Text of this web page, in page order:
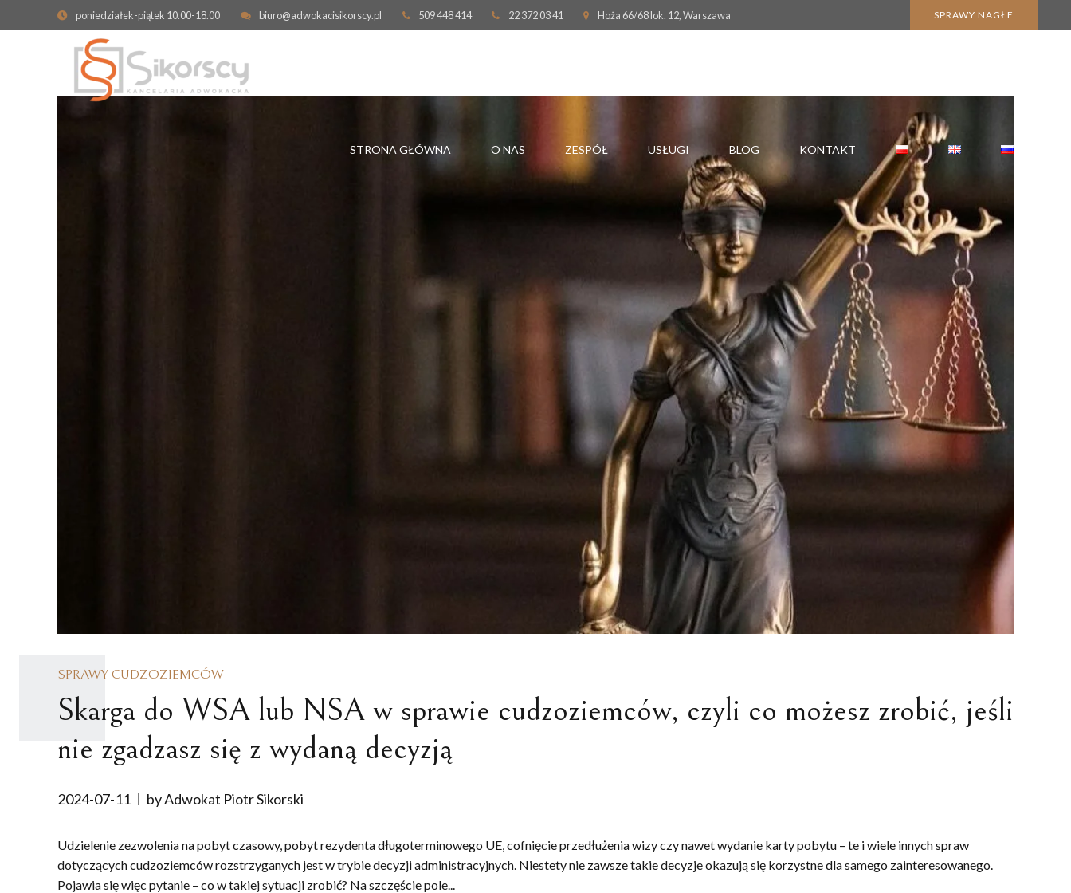
poniedziałek-piątek 10.00-18.00 biuro@adwokacisikorscy.pl 509 448 414 22 372 03 41 Hoża 66/68 lok. 12, Warszawa SPRAWY NAGŁE
STRONA GŁÓWNA O NAS ZESPÓŁ USŁUGI
ZACHOWEK
STWIERDZENIE NABYCIA SPADKU
DZIAŁ SPADKU
WYDZIEDZICZENIE I NIEGODNOŚĆ
DZIEDZICZENIA
KARTA POBYTU CZASOWEGO
KARTA POBYTU STAŁEGO
POBYT W POLSCE
OBYWATELSTWO
ZEZWOLENIE NA PRACĘ
OCHRONA CUDZOZIEMCÓW
ZATRZYMANIE I ARESZT
ZAKUP NIERUCHOMOŚCI W
BLOG KONTAKT
SPRAWY CUDZOZIEMCÓW
Skarga do WSA lub NSA w sprawie cudzoziemców, czyli co możesz zrobić, jeśli
nie zgadzasz się z wydaną decyzją
2024-07-11 by Adwokat Piotr Sikorski
Udzielenie zezwolenia na pobyt czasowy, pobyt rezydenta długoterminowego UE, cofnięcie przedłużenia wizy czy nawet wydanie karty pobytu – te i wiele innych spraw
dotyczących cudzoziemców rozstrzyganych jest w trybie decyzji administracyjnych. Niestety nie zawsze takie decyzje okazują się korzystne dla samego zainteresowanego.
Pojawia się więc pytanie – co w takiej sytuacji zrobić? Na szczęście pole...